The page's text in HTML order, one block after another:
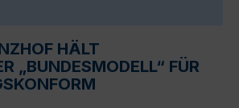
HÄLT
„BUNDESMODELL“ FÜR